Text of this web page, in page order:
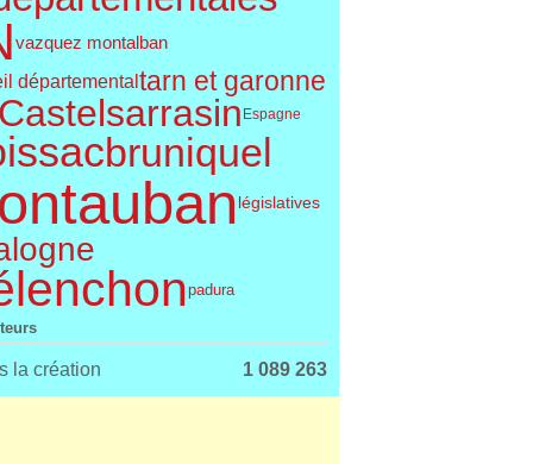
vazquez montalban
départemental tarn et garonne
Castelsarrasin Espagne
bruniquel
législatives
padura
la création 1 089 263